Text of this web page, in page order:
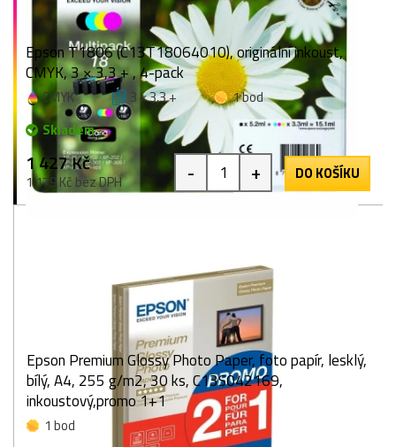
Epson T1806 (C13T18064010), originální inkoust,
CMYK, 3 × 3,3 + , 4-pack
CMYK 3 × 3,3 +
1 bod
Skladem
1 427 Kč
1 179 Kč bez DPH - + DO KOŠÍKU
Epson Premium Glossy Photo Paper, foto papír, lesklý,
bílý, A4, 255 g/m2, 30 ks, C13S042169,
inkoustový,promo 1+1
1 bod